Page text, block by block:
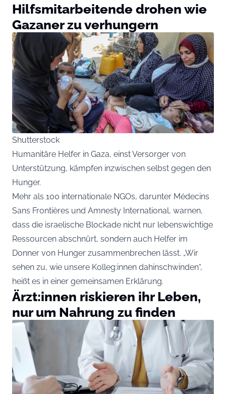
Hilfsmitarbeitende drohen wie
Gazaner zu verhungern
Shutterstock
Humanitäre Helfer in Gaza, einst Versorger von
Unterstützung, kämpfen inzwischen selbst gegen den
Hunger.
Mehr als 100 internationale NGOs, darunter Médecins
Sans Frontières und Amnesty International, warnen,
dass die israelische Blockade nicht nur lebenswichtige
Ressourcen abschnürt, sondern auch Helfer im
Donner von Hunger zusammenbrechen lässt. „Wir
sehen zu, wie unsere Kolleg:innen dahinschwinden“,
heißt es in einer gemeinsamen Erklärung.
Ärzt:innen riskieren ihr Leben,
nur um Nahrung zu finden